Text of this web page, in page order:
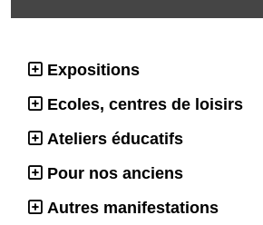
Expositions
Ecoles, centres de loisirs
Ateliers éducatifs
Pour nos anciens
Autres manifestations